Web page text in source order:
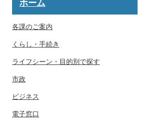
ホーム
各課のご案内
くらし・手続き
ライフシーン・目的別で探す
市政
ビジネス
電子窓口